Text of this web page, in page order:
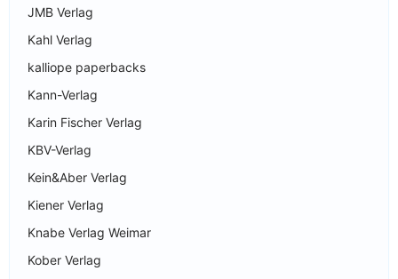
JMB Verlag
Kahl Verlag
kalliope paperbacks
Kann-Verlag
Karin Fischer Verlag
KBV-Verlag
Kein&Aber Verlag
Kiener Verlag
Knabe Verlag Weimar
Kober Verlag